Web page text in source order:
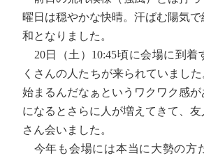
曜日は穏やかな快晴。汗ばむ陽気で
和となりました。
20日（土）10:45頃に会場に到着
くさんの人たちが来られていまし
始まるんだなぁというワクワク感
になるとさらに人が増えてきて、友
さん会いました。
今年も会場には本当に大勢の方